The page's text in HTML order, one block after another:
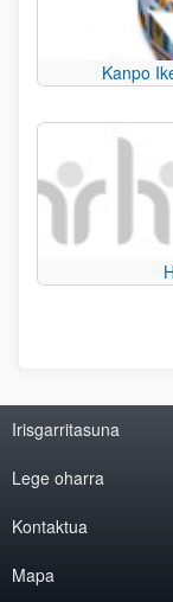
Kanpo
Irisgarritasuna
Lege oharra
Kontaktua
Mapa